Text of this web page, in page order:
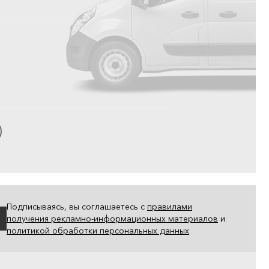
Подписываясь, вы соглашаетесь с правилами
получения рекламно-информационных материалов и
политикой обработки персональных данных